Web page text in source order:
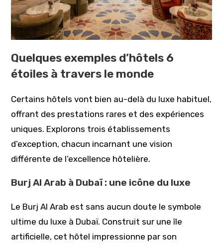
Quelques exemples d’hôtels 6
étoiles à travers le monde
Certains hôtels vont bien au-delà du luxe habituel,
offrant des prestations rares et des expériences
uniques. Explorons trois établissements
d’exception, chacun incarnant une vision
différente de l’excellence hôtelière.
Burj Al Arab à Dubaï : une icône du luxe
Le Burj Al Arab est sans aucun doute le symbole
ultime du luxe à Dubaï. Construit sur une île
artificielle, cet hôtel impressionne par son